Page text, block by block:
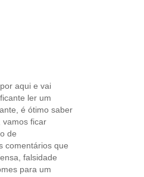
aqui e vai
ler um
é ótimo saber
vamos ficar
de
comentários que
falsidade
para um